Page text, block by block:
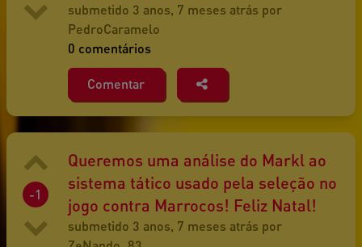
submetido 3 anos, 7 meses atrás por
PedroCaramelo
0 comentários
Comentar
-1
Queremos uma análise do Markl ao
sistema tático usado pela seleção no
jogo contra Marrocos! Feliz Natal!
submetido 3 anos, 7 meses atrás por